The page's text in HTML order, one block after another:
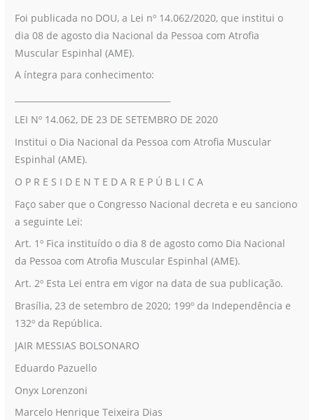
Foi publicada no DOU, a Lei nº 14.062/2020, que institui o
dia 08 de agosto dia Nacional da Pessoa com Atrofia
Muscular Espinhal (AME).
A íntegra para conhecimento:
LEI Nº 14.062, DE 23 DE SETEMBRO DE 2020
Institui o Dia Nacional da Pessoa com Atrofia Muscular
Espinhal (AME).
O P R E S I D E N T E D A R E P Ú B L I C A
Faço saber que o Congresso Nacional decreta e eu sanciono
a seguinte Lei:
Art. 1º Fica instituído o dia 8 de agosto como Dia Nacional
da Pessoa com Atrofia Muscular Espinhal (AME).
Art. 2º Esta Lei entra em vigor na data de sua publicação.
Brasília, 23 de setembro de 2020; 199º da Independência e
132º da República.
JAIR MESSIAS BOLSONARO
Eduardo Pazuello
Onyx Lorenzoni
Marcelo Henrique Teixeira Dias
Nacional
da
Pessoa
Com
Espinhal